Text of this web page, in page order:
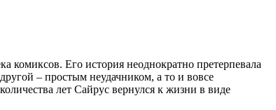
Его история неоднократно претерпевала
– простым неудачником, а то и вовсе
лет Сайрус вернулся к жизни в виде